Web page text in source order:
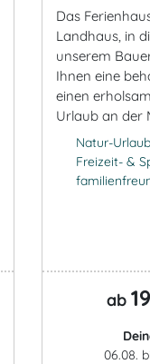
Das
Landhaus, in
unserem
Ihnen eine
einen
Urlaub an der
Natur-Urlaub
Freizeit- &
ab
06.08.